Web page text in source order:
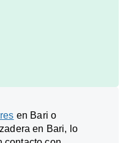
en Bari o
en Bari, lo